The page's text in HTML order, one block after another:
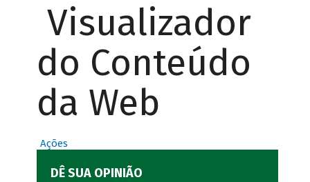
Visualizador
do Conteúdo
da Web
Ações
DÊ SUA OPINIÃO